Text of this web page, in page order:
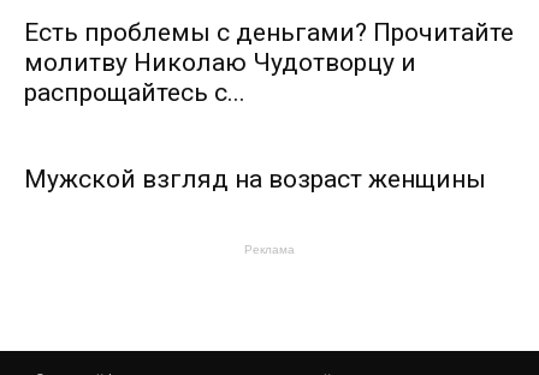
Есть проблемы с деньгами? Прочитайте
молитву Николаю Чудотворцу и
распрощайтесь с...
Мужской взгляд на возраст женщины
Реклама